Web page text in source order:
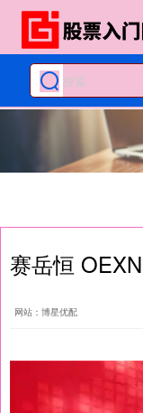
赛岳恒
网站：博星优配